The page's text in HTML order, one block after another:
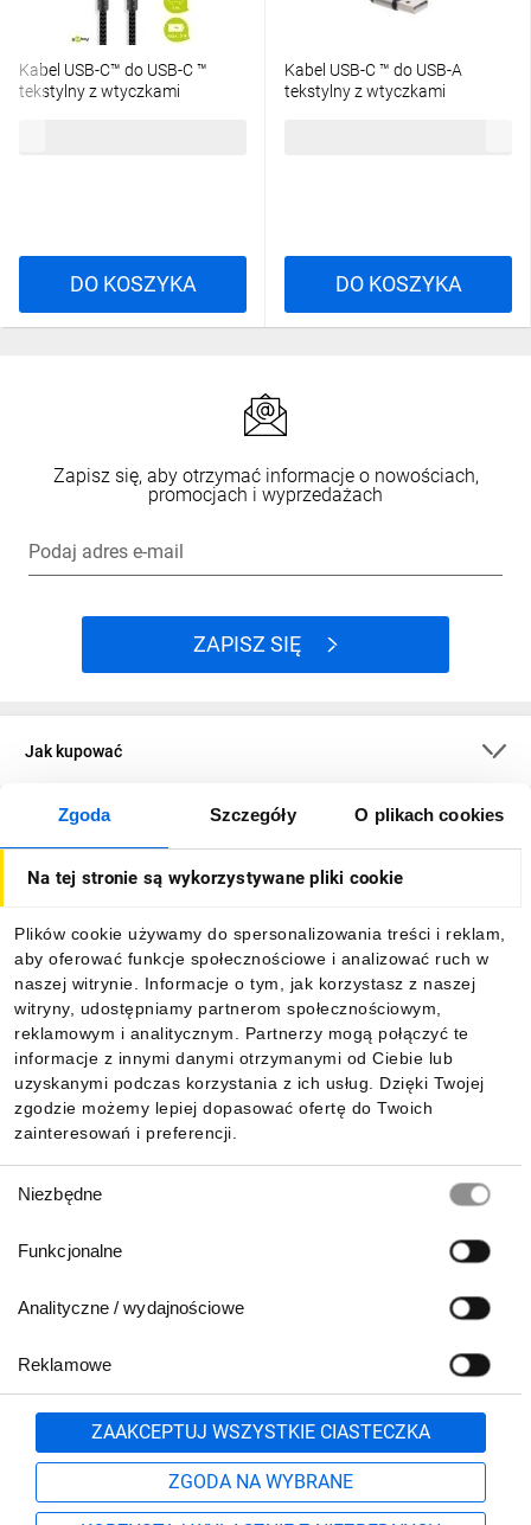
Zgoda Szczegóły O plikach cookies
Na tej stronie są wykorzystywane pliki cookie
Plików cookie używamy do spersonalizowania treści i reklam,
aby oferować funkcje społecznościowe i analizować ruch w
naszej witrynie. Informacje o tym, jak korzystasz z naszej
witryny, udostępniamy partnerom społecznościowym,
reklamowym i analitycznym. Partnerzy mogą połączyć te
informacje z innymi danymi otrzymanymi od Ciebie lub
uzyskanymi podczas korzystania z ich usług. Dzięki Twojej
zgodzie możemy lepiej dopasować ofertę do Twoich
zainteresowań i preferencji.
zgody
Niezbędne
Funkcjonalne
Analityczne / wydajnościowe
Reklamowe
ZAAKCEPTUJ WSZYSTKIE CIASTECZKA
ZGODA NA WYBRANE
Kabel USB-C™ do USB-C ™
tekstylny z wtyczkami
DO KOSZYKA
Kabel USB-C ™ do USB-A
tekstylny z wtyczkami
DO KOSZYKA
Zapisz się, aby otrzymać informacje o nowościach,
promocjach i wyprzedażach
Podaj adres e-mail
ZAPISZ SIĘ
Jak kupować
O firmie
Informacje
Pobierz naszą aplikację mobilną:
801 500 700 lub
71 37 61 600
Formularz kontaktowy